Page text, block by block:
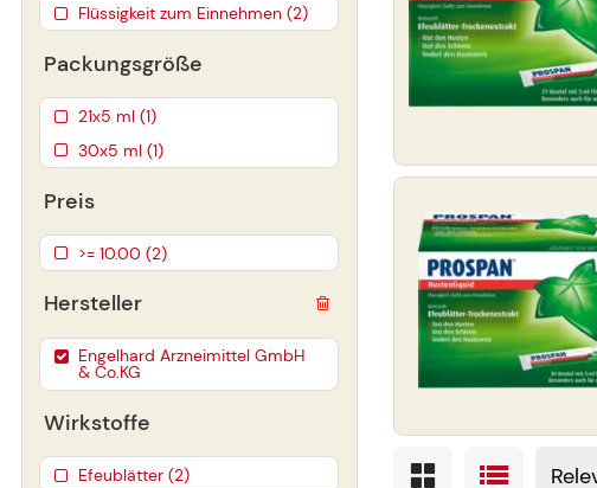
Flüssigkeit zum Einnehmen (2)
Packungsgröße
21x5 ml (1)
30x5 ml (1)
Preis
>= 10.00 (2)
Hersteller
Engelhard Arzneimittel GmbH
& Co.KG
Wirkstoffe
Efeublätter (2)